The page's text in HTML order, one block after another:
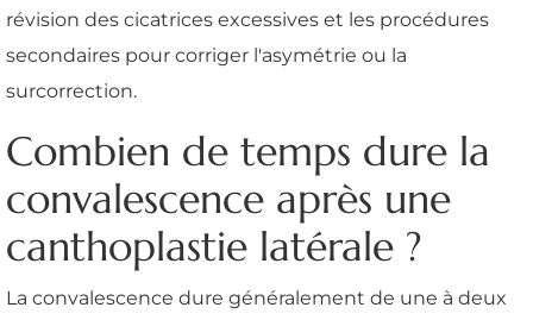
révision des cicatrices excessives et les procédures
secondaires pour corriger l'asymétrie ou la
surcorrection.
Combien de temps dure la
convalescence après une
canthoplastie latérale ?
La convalescence dure généralement de une à deux